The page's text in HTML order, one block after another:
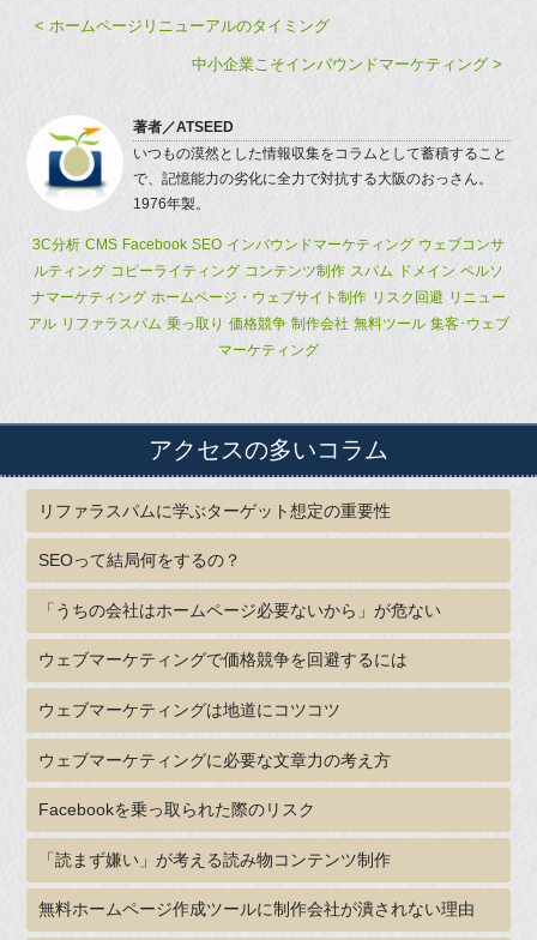
< ホームページリニューアルのタイミング
中小企業こそインバウンドマーケティング >
著者／ATSEED
いつもの漠然とした情報収集をコラムとして蓄積すること
で、記憶能力の劣化に全力で対抗する大阪のおっさん。
1976年製。
3C分析 CMS Facebook SEO インバウンドマーケティング ウェブコンサ
ルティング コピーライティング コンテンツ制作 スパム ドメイン ペルソ
ナマーケティング ホームページ・ウェブサイト制作 リスク回避 リニュー
アル リファラスパム 乗っ取り 価格競争 制作会社 無料ツール 集客･ウェブ
マーケティング
アクセスの多いコラム
リファラスパムに学ぶターゲット想定の重要性
SEOって結局何をするの？
「うちの会社はホームページ必要ないから」が危ない
ウェブマーケティングで価格競争を回避するには
ウェブマーケティングは地道にコツコツ
ウェブマーケティングに必要な文章力の考え方
Facebookを乗っ取られた際のリスク
「読まず嫌い」が考える読み物コンテンツ制作
無料ホームページ作成ツールに制作会社が潰されない理由